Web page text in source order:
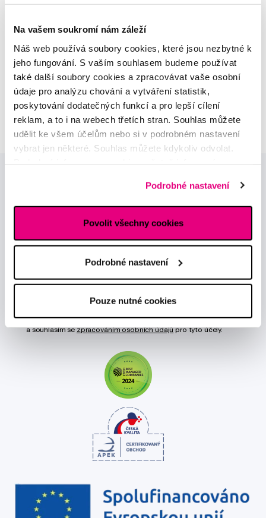
Na vašem soukromí nám záleží
Náš web používá soubory cookies, které jsou nezbytné k
jeho fungování. S vaším souhlasem budeme používat
také další soubory cookies a zpracovávat vaše osobní
údaje pro analýzu chování a vytváření statistik,
poskytování dodatečných funkcí a pro lepší cílení
reklam, a to i na webech třetích stran. Souhlas můžete
udělit ke všem účelům nebo si v podrobném nastavení
vybrat jen některé. Souhlas můžete kdykoliv odvolat.
Podrobné nastavení
Povolit všechny cookies
Podrobné nastavení
Pouze nutné cookies
Alena Růžičková
sortimentu
MUDr. Alžběta Smetanová
atestovaná lékařka
dermatovenerologie
Novinky a nabídky
Odebírat
Chci dostávat informace o novinkách a akčních nabídkách
a souhlasím sezpracováním osobních údajůpro tyto účely.